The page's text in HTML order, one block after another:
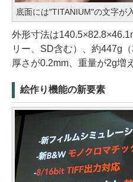
底面には"TITANIUM"の文字が入
外形寸法は
リー、SD含む）、約447g
厚さが0.2mm、重量が2g増
絵作り機能の新要素